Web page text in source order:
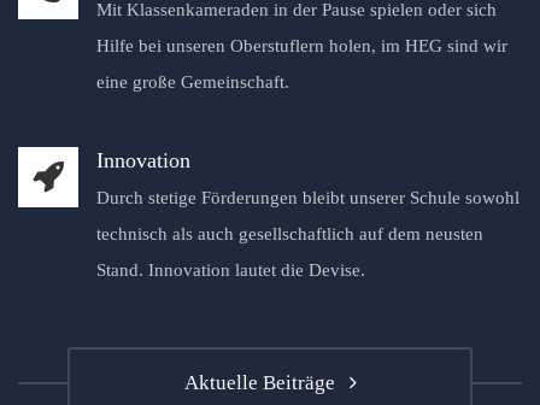
Mit Klassenkameraden in der Pause spielen oder sich
Hilfe bei unseren Oberstuflern holen, im HEG sind wir
eine große Gemeinschaft.
Innovation
Durch stetige Förderungen bleibt unserer Schule sowohl
technisch als auch gesellschaftlich auf dem neusten
Stand. Innovation lautet die Devise.
Aktuelle Beiträge